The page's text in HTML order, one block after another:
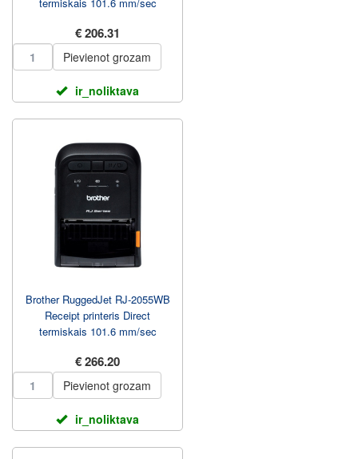
€ 206.31
Pievienot grozam
ir_noliktava
Brother RuggedJet RJ-2055WB
Receipt printeris Direct
termiskais 101.6 mm/sec
€ 266.20
Pievienot grozam
ir_noliktava